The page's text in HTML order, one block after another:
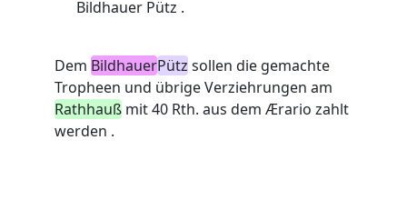
Bildhauer Pütz .
Dem BildhauerPütz sollen die gemachte
Tropheen und übrige Verziehrungen am
Rathhauß mit 40 Rth. aus dem Ærario zahlt
werden .